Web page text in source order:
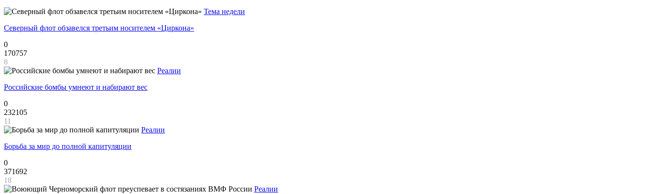
Тема недели
Северный флот обзавелся третьим носителем «Циркона»
0
170757
8
Реалии
Российские бомбы умнеют и набирают вес
0
232105
11
Реалии
Борьба за мир до полной капитуляции
0
371692
18
Реалии